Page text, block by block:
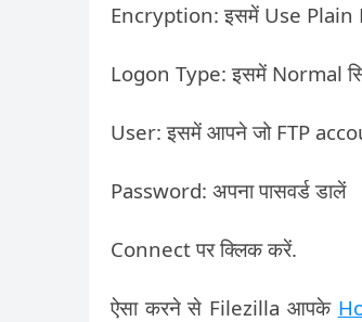
Encryption: इसमें Use Plain
Logon Type: इसमें Normal
User: इसमें आपने जो FTP
Password: अपना पासवर्ड डालें
Connect पर क्लिक करें.
ऐसा करने से Filezilla आपके